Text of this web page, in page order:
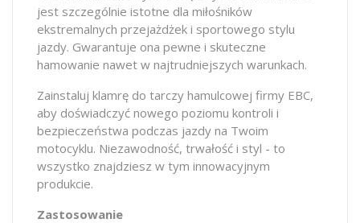
jest szczególnie istotne dla miłośników
ekstremalnych przejażdżek i sportowego stylu
jazdy. Gwarantuje ona pewne i skuteczne
hamowanie nawet w najtrudniejszych warunkach.
Zainstaluj klamrę do tarczy hamulcowej firmy EBC,
aby doświadczyć nowego poziomu kontroli i
bezpieczeństwa podczas jazdy na Twoim
motocyklu. Niezawodność, trwałość i styl - to
wszystko znajdziesz w tym innowacyjnym
produkcie.
Zastosowanie